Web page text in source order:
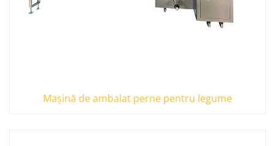
Mașină de ambalat perne pentru legume